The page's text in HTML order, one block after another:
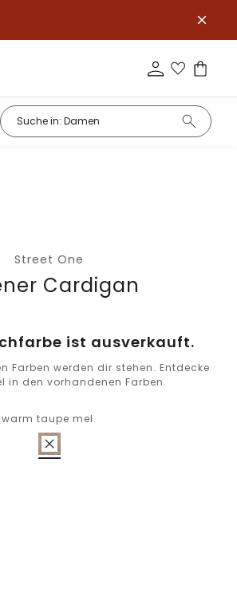
Street One
Cardigan
ist ausverkauft.
Farben werden dir stehen. Entdecke
in den vorhandenen Farben.
warm taupe mel.